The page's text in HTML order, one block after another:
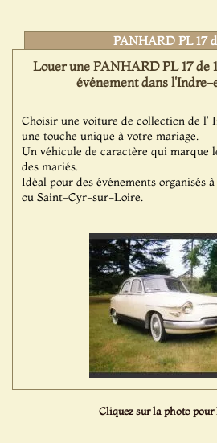
PANHARD PL 17
Louer une PANHARD PL 17 de
événement dans
Choisir une voiture de collection de l'
une touche unique à votre mariage.
Un véhicule de caractère qui marque
des mariés.
Idéal pour des événements organisés
ou Saint-Cyr-sur-Loire.
Cliquez sur la photo